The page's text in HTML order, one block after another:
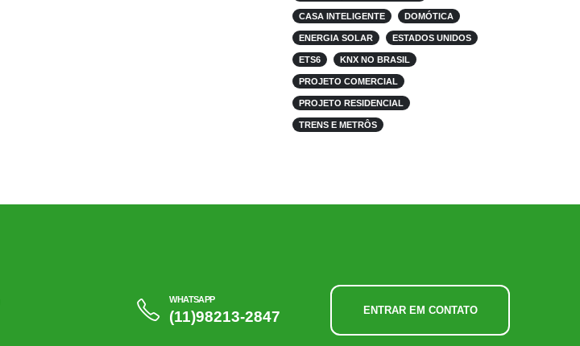
CASA INTELIGENTE DOMÓTICA
ENERGIA SOLAR ESTADOS UNIDOS
ETS6 KNX NO BRASIL
PROJETO COMERCIAL
PROJETO RESIDENCIAL
TRENS E METRÔS
WHATSAPP
(11)98213-2847 ENTRAR EM CONTATO